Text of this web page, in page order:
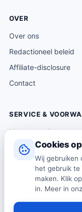
Cookies
Wij gebruiken
het gebruik
maken. Klik
in. Meer in
OVER
Over ons
Redactioneel beleid
Affiliate-disclosure
Contact
SERVICE &
Klantenservice
Verzending & levering
Retourneren
Algemene